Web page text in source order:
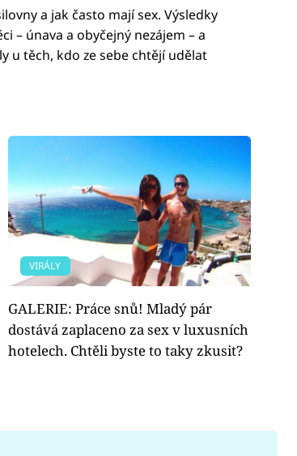
a jak často mají sex. Výsledky
– únava a obyčejný nezájem – a
u těch, kdo ze sebe chtějí udělat
VIRÁLY
GALERIE: Práce snů! Mladý pár
dostává zaplaceno za sex v luxusních
hotelech. Chtěli byste to taky zkusit?